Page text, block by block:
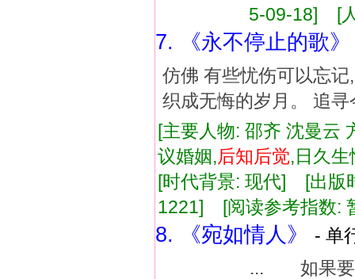
5-09-18] [
7. 《永不停止的歌》
仿佛 有些忧伤可以忘
织成无悔的岁月。 追
[主要人物: 邵齐 沈曼
议婚姻,后知后觉,日久
[时代背景: 现代] [出
1221] [阅读参考指数:
8. 《宛如情人》
- 单
... 如果要